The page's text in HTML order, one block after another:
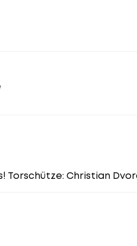
Torschütze: Christian